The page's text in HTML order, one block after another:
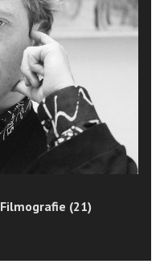
Filmografie (21)